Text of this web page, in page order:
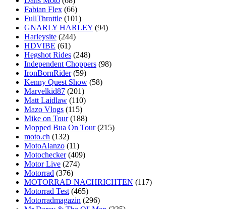
Fabian Flex (66)
FullThrottle (101)
GNARLY HARLEY (94)
Harleysite (244)
HDVIBE (61)
Hegshot Rides (248)
Independent Choppers (98)
IronBornRider (59)
Kenny Quest Show (58)
Marvelkid87 (201)
Matt Laidlaw (110)
Mazo Vlogs (115)
Mike on Tour (188)
Mopped Bua On Tour (215)
moto.ch (132)
MotoAlanzo (11)
Motochecker (409)
Motor Live (274)
Motorrad (376)
MOTORRAD NACHRICHTEN (117)
Motorrad Test (465)
Motorradmagazin (296)